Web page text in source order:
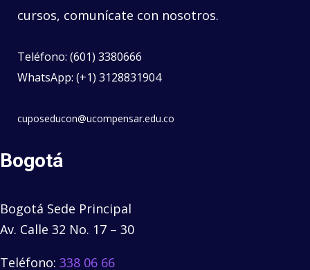
cursos, comunícate con nosotros.
Teléfono: (601) 3380666
WhatsApp: (+1) 3128831904
cuposeducon@ucompensar.edu.co
Bogotá
Bogotá Sede Principal
Av. Calle 32 No. 17 – 30
Teléfono: 338 06 66